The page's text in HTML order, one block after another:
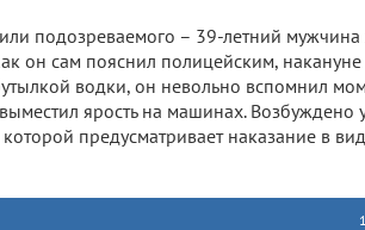
подозреваемого – 39-летний
он сам пояснил полицейским, накануне
водки, он невольно вспомнил
ярость на машинах. Возбуждено
предусматривает наказание в